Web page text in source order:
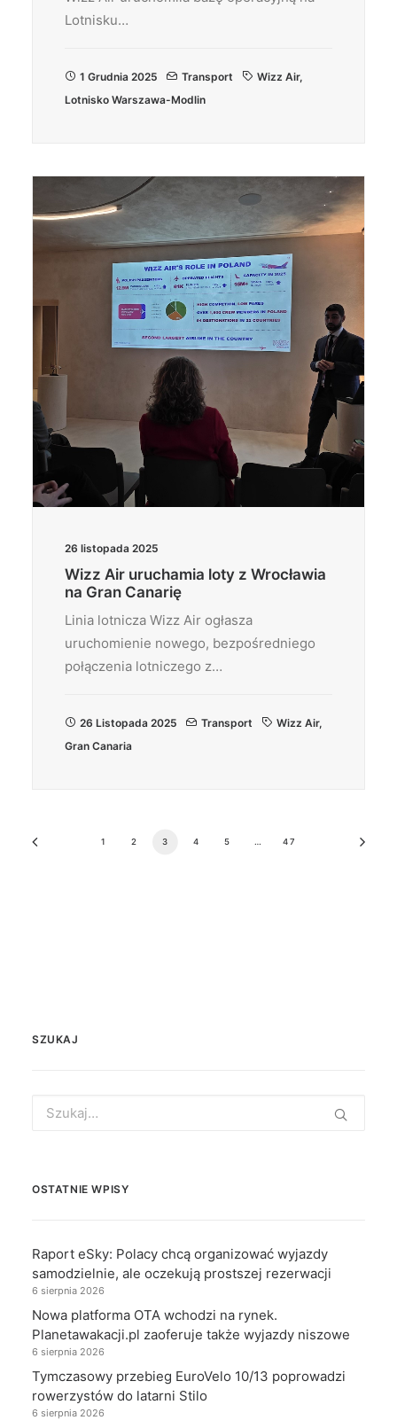
Lotnisku…
1 Grudnia 2025 Transport Wizz Air,
Lotnisko Warszawa-Modlin
26 listopada 2025
Wizz Air uruchamia loty z Wrocławia
na Gran Canarię
Linia lotnicza Wizz Air ogłasza
uruchomienie nowego, bezpośredniego
połączenia lotniczego z…
26 Listopada 2025 Transport Wizz Air,
Gran Canaria
1 2 3 4 5 … 47
SZUKAJ
for:
OSTATNIE WPISY
Raport eSky: Polacy chcą organizować wyjazdy
samodzielnie, ale oczekują prostszej rezerwacji
6 sierpnia 2026
Nowa platforma OTA wchodzi na rynek.
Planetawakacji.pl zaoferuje także wyjazdy niszowe
6 sierpnia 2026
Tymczasowy przebieg EuroVelo 10/13 poprowadzi
rowerzystów do latarni Stilo
6 sierpnia 2026